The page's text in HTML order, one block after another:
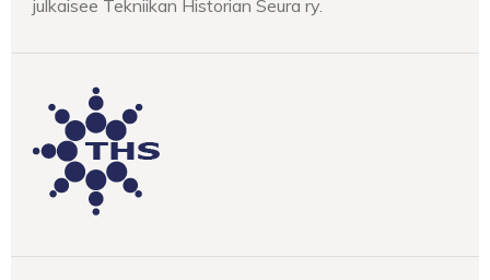
julkaisee Tekniikan Historian Seura ry.